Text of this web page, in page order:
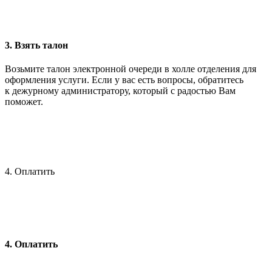
3. Взять талон
Возьмите талон электронной очереди в холле отделения для
оформления услуги. Если у вас есть вопросы, обратитесь
к дежурному администратору, который с радостью Вам
поможет.
4. Оплатить
4. Оплатить